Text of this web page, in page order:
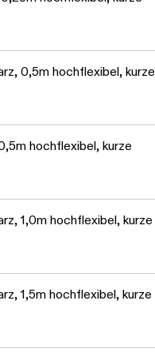
0,5m hochflexibel, kurze
hochflexibel, kurze
1,0m hochflexibel, kurze
1,5m hochflexibel, kurze